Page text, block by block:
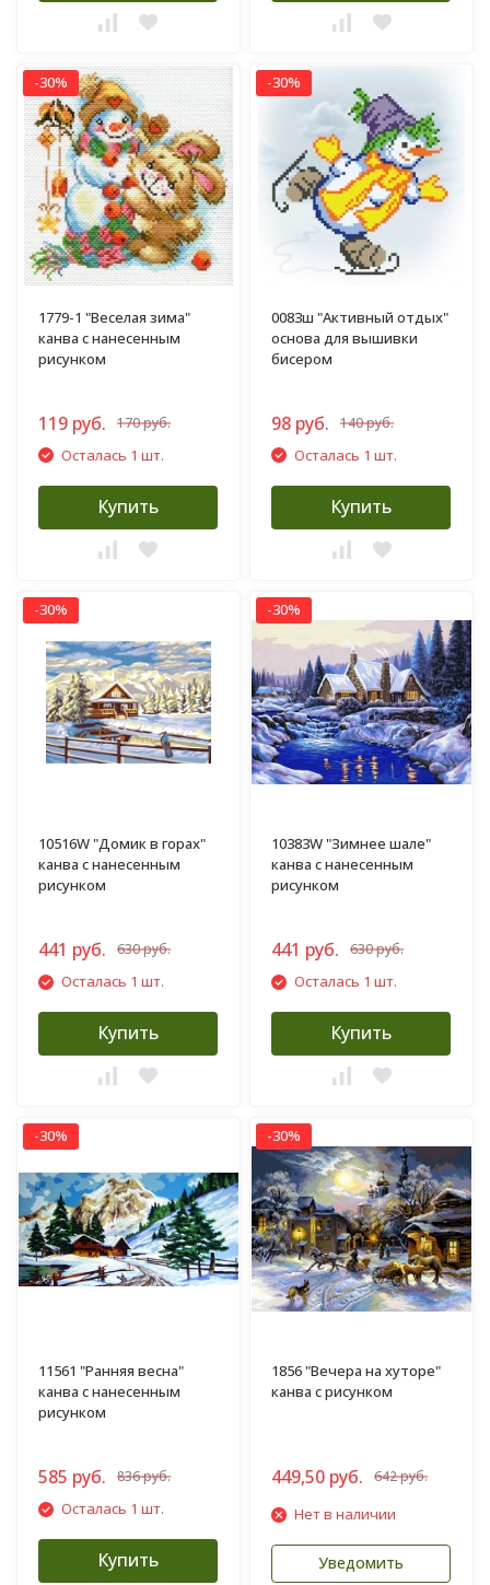
-30%
1779-1 "Веселая зима"
канва с нанесенным
рисунком
119 руб. 170 руб.
Осталась 1 шт.
Купить
-30%
0083ш "Активный отдых"
основа для вышивки
бисером
98 руб. 140 руб.
Осталась 1 шт.
Купить
-30%
10516W "Домик в горах"
канва с нанесенным
рисунком
441 руб. 630 руб.
Осталась 1 шт.
Купить
-30%
10383W "Зимнее шале"
канва с нанесенным
рисунком
441 руб. 630 руб.
Осталась 1 шт.
Купить
-30%
11561 "Ранняя весна"
канва с нанесенным
рисунком
585 руб. 836 руб.
Осталась 1 шт.
Купить
-30%
1856 "Вечера на хуторе"
канва с рисунком
449,50 руб. 642 руб.
Нет в наличии
Уведомить